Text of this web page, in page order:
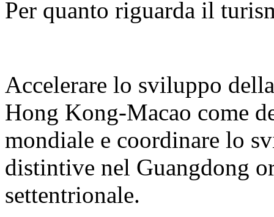
Per quanto riguarda il
Accelerare lo sviluppo
Hong Kong-Macao come
mondiale e coordinare lo
distintive nel Guangdong
settentrionale.